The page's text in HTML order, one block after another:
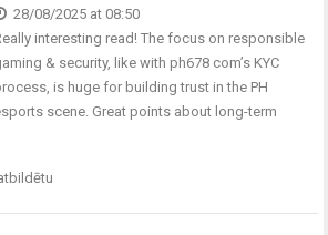
28/08/2025 at 08:50
interesting read! The focus on responsible
& security, like with ph678 com’s KYC
is huge for building trust in the PH
scene. Great points about long-term